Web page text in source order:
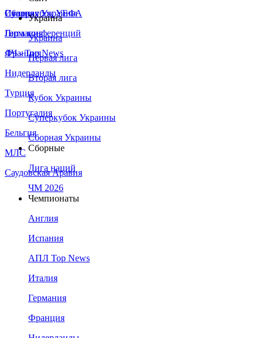
Сборная Украины
Италия
Германия
Франция
Нидерланды
Турция
Португалия
Бельгия
МЛС
Саудовская Аравия
Суперкубок УЕФА
Лига конференций
ЛЧ - Top News
Украина
Украина
Первая лига
Вторая лига
Кубок Украины
Суперкубок Украины
Сборная Украины
Сборные
Лига наций
ЧМ 2026
Чемпионаты
Англия
Испания
АПЛ Top News
Италия
Германия
Франция